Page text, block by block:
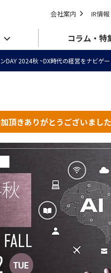
会社案内 IR情報
コラム・特
DAY 2024秋 ~DX時代の経営をナビゲ
頂きありがとうございました